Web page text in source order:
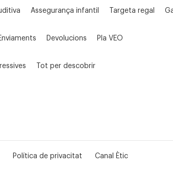
Assegurança infantil Targeta regal
Devolucions Pla VEO
Tot per descobrir
Política de privacitat Canal Ètic